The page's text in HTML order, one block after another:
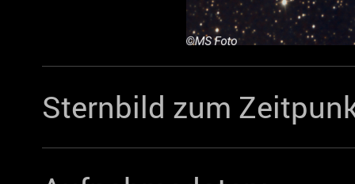
Sternbild zum